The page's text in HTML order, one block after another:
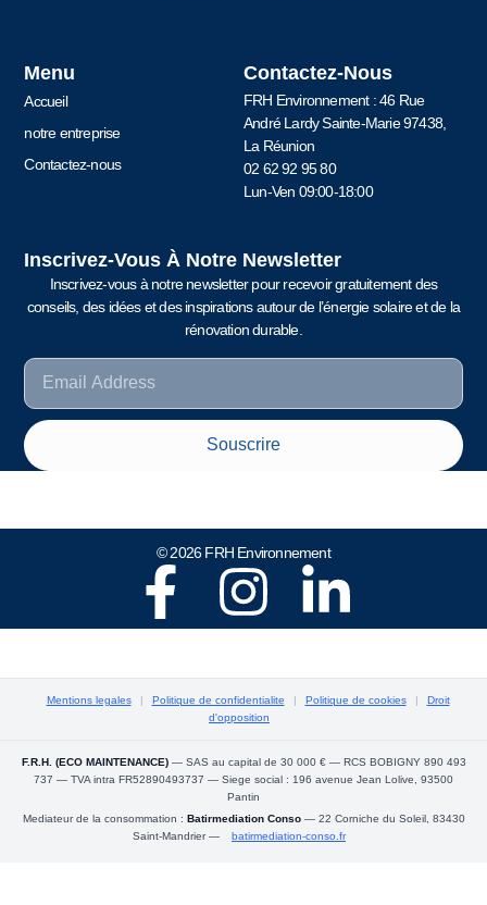
Menu
Accueil
notre entreprise
Contactez-nous
Contactez-Nous
FRH Environnement : 46 Rue
André Lardy Sainte-Marie 97438,
La Réunion
02 62 92 95 80
Lun-Ven 09:00-18:00
Inscrivez-Vous À Notre Newsletter
Inscrivez-vous à notre newsletter pour recevoir gratuitement des
conseils, des idées et des inspirations autour de l’énergie solaire et de la
rénovation durable.
Souscrire
© 2026 FRH Environnement
Mentions legales | Politique de confidentialite | Politique de cookies |
Droit
d'opposition
F.R.H. (ECO MAINTENANCE)— SAS au capital de 30 000 € — RCS BOBIGNY 890 493
737 — TVA intra FR52890493737 — Siege social : 196 avenue Jean Lolive, 93500
Pantin
Mediateur de la consommation : Batirmediation Conso— 22 Corniche du Soleil, 83430
Saint-Mandrier —
batirmediation-conso.fr